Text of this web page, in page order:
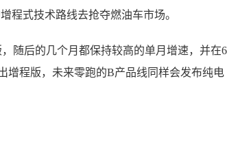
程式技术路线去抢夺燃油车市场。
随后的几个月都保持较高的单月增速，并在6
增程版，未来零跑的B产品线同样会发布纯电